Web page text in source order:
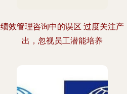
绩效管理咨询中的误区 过度关注产
出，忽视员工潜能培养